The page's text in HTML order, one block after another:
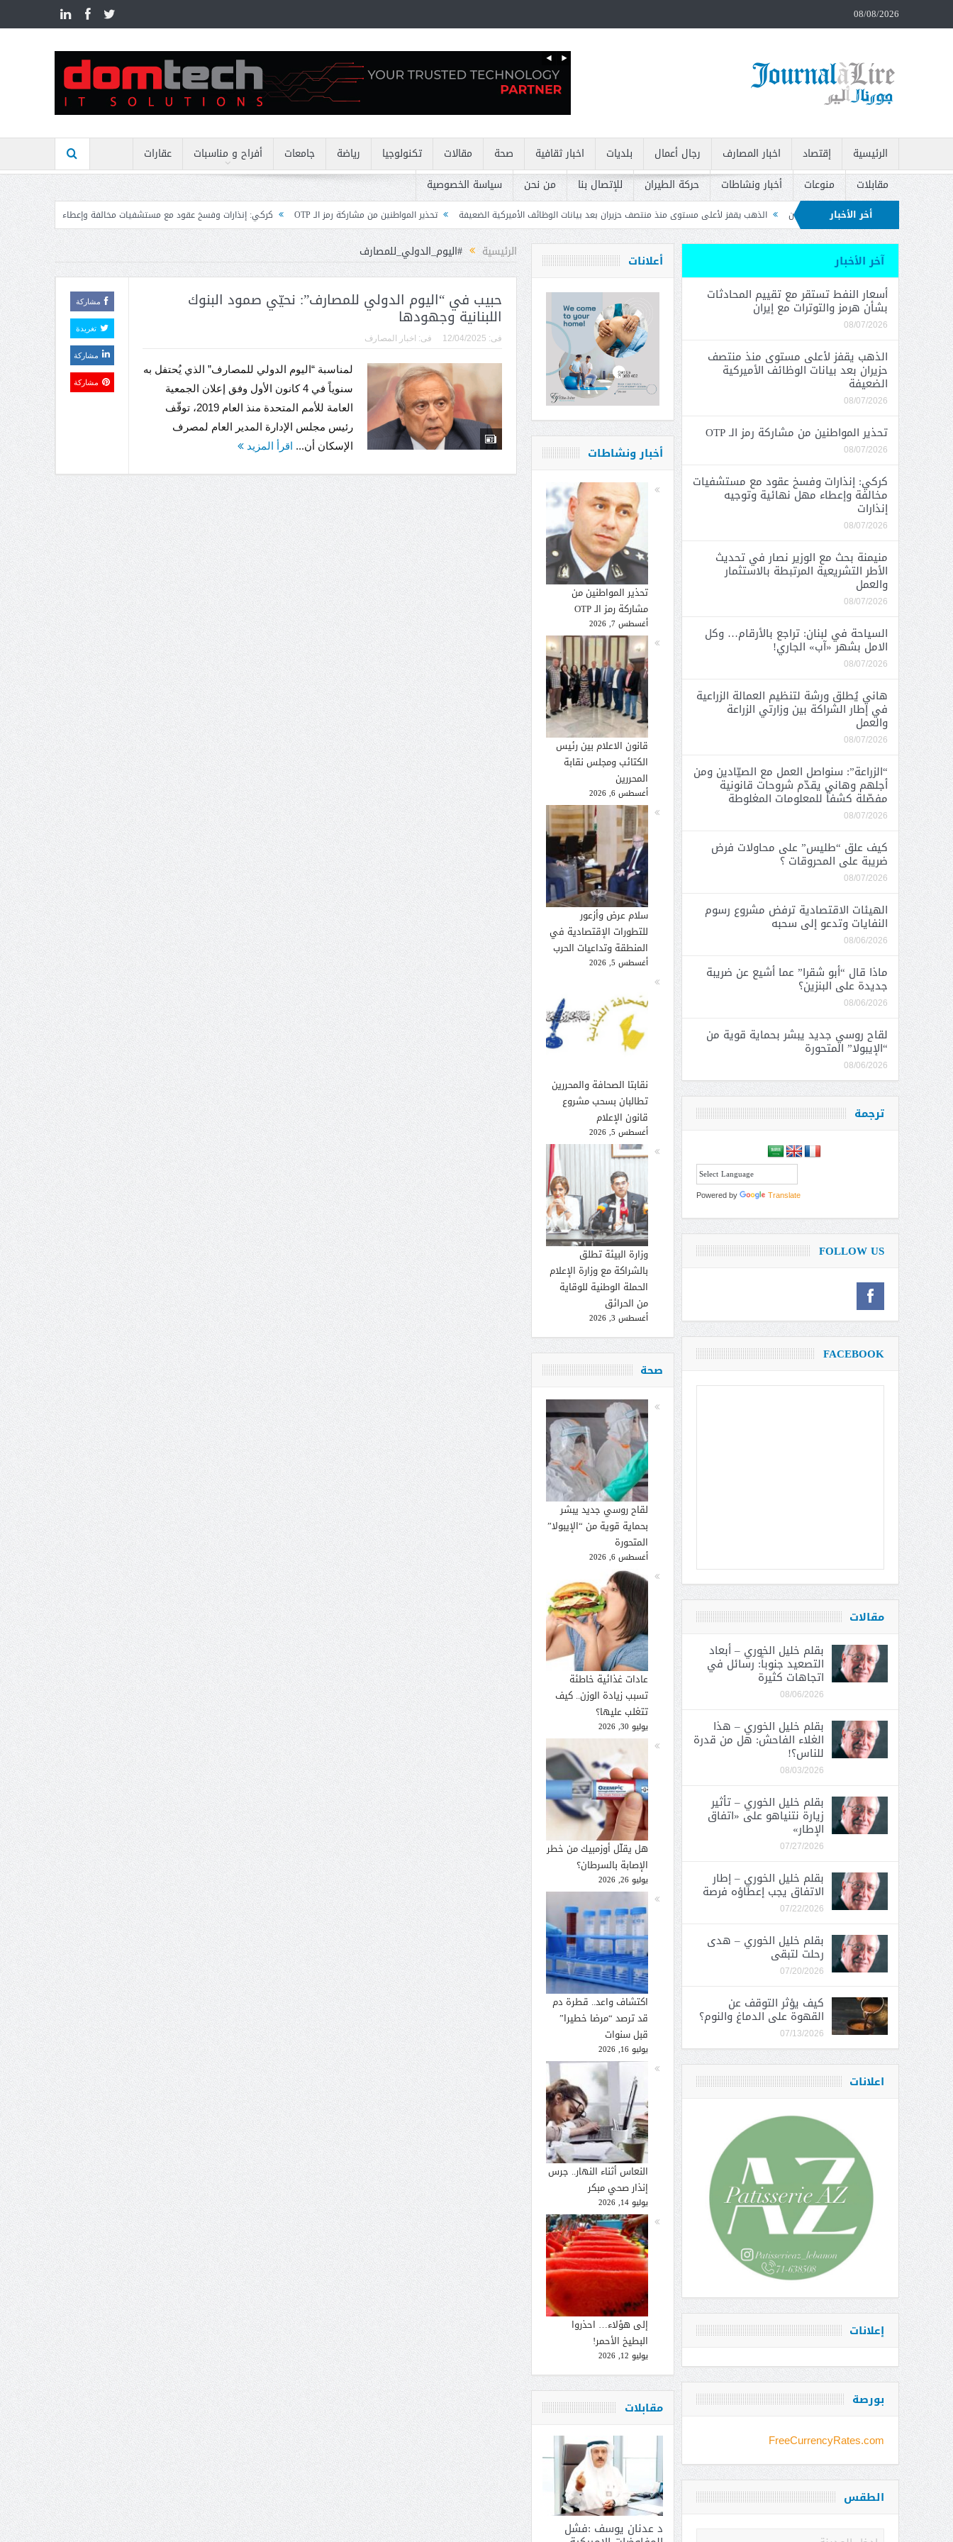
08/08/2026
الرئيسية إقتصاد اخبار المصارف رجال أعمال بلديات اخبار ثقافية صحة مقالات تكنولوجيا رياضة جامعات أفراح و مناسبات
عقارات
مقابلات
منوعات أخبار ونشاطات حركة الطيران للإتصال بنا من نحن سياسة الخصوصية
أخر الأخبار مع إيران الذهب يقفز لأعلى مستوى منذ منتصف حزيران بعد بيانات الوظائف الأميركية الضعيفة تحذير المواطنين من مشاركة رمز الـ OTP كركي: إنذارات وفسخ عقود مع مستشفيات مخالفة وإعطاء مهل نهائية وتوجيه إنذارات
وتدعو إلى سحبه
الرئيسية #اليوم_الدولي_للمصارف
حبيب في “اليوم الدولي للمصارف”: نحيّي صمود البنوك
اللبنانية وجهودها
فى: 12/04/2025 فى: اخبار المصارف
لمناسبة “اليوم الدولي للمصارف” الذي يُحتفل به
سنوياً في 4 كانون الأول وفق إعلان الجمعية
العامة للأمم المتحدة منذ العام 2019، توقّف
رئيس مجلس الإدارة المدير العام لمصرف
الإسكان أن... اقرأ المزيد
مشاركة
تغريدة
مشاركة
مشاركة
أعلانات
أخبار ونشاطات
تحذير المواطنين من
مشاركة رمز الـ OTP
أغسطس 7, 2026
قانون الاعلام بين رئيس
الكتائب ومجلس نقابة
المحررين
أغسطس 6, 2026
سلام عرض وأزعور
للتطورات الإقتصادية في
المنطقة وتداعيات الحرب
أغسطس 5, 2026
نقابتا الصحافة والمحررين
تطالبان بسحب مشروع
قانون الإعلام
أغسطس 5, 2026
وزارة البيئة تطلق
بالشراكة مع وزارة الإعلام
الحملة الوطنية للوقاية
من الحرائق
أغسطس 3, 2026
صحة
لقاح روسي جديد يبشر
بحماية قوية من “الإيبولا”
المتحورة
أغسطس 6, 2026
عادات غذائية خاطئة
تسبب زيادة الوزن.. كيف
تتغلب عليها؟
يوليو 30, 2026
هل يقلّل أوزمبيك من خطر
الإصابة بالسرطان؟
يوليو 26, 2026
اكتشاف واعد.. قطرة دم
قد ترصد “مرضا خطيرا”
قبل سنوات
يوليو 16, 2026
النعاس أثناء النهار.. جرس
إنذار صحي مبكر
يوليو 14, 2026
إلى هؤلاء… احذروا
البطيخ الأحمر!
يوليو 12, 2026
مقابلات
د عدنان يوسف :فشل
آخر الأخبار
أسعار النفط تستقر مع تقييم المحادثات
بشأن هرمز والتوترات مع إيران
08/07/2026
الذهب يقفز لأعلى مستوى منذ منتصف
حزيران بعد بيانات الوظائف الأميركية
الضعيفة
08/07/2026
تحذير المواطنين من مشاركة رمز الـ OTP
08/07/2026
كركي: إنذارات وفسخ عقود مع مستشفيات
مخالفة وإعطاء مهل نهائية وتوجيه
إنذارات
08/07/2026
منيمنة بحث مع الوزير نصار في تحديث
الأطر التشريعية المرتبطة بالاستثمار
والعمل
08/07/2026
السياحة في لبنان: تراجع بالأرقام… وكل
الامل بشهر «آب» الجاري!
08/07/2026
هاني يُطلق ورشة لتنظيم العمالة الزراعية
في إطار الشراكة بين وزارتي الزراعة
والعمل
08/07/2026
“الزراعة”: سنواصل العمل مع الصيّادين ومن
أجلهم وهاني يقدّم شروحات قانونية
مفصّلة كشفاً للمعلومات المغلوطة
08/07/2026
كيف علق “طليس” على محاولات فرض
ضريبة على المحروقات ؟
08/07/2026
الهيئات الاقتصادية ترفض مشروع رسوم
النفايات وتدعو إلى سحبه
08/06/2026
ماذا قال “أبو شقرا” عما أشيع عن ضريبة
جديدة على البنزين؟
08/06/2026
لقاح روسي جديد يبشر بحماية قوية من
“الإيبولا” المتحورة
08/06/2026
ترجمة
Powered by Translate
FOLLOW US
FACEBOOK
مقالات
بقلم خليل الخوري – أبعاد
التصعيد جنوباً: رسائل في
اتجاهات كثيرة
08/06/2026
بقلم خليل الخوري – هذا
الغلاء الفاحش: هل من قدرة
للناس؟!
08/03/2026
بقلم خليل الخوري – تأثير
زيارة نتنياهو على «اتفاق
الإطار»
07/27/2026
بقلم خليل الخوري – إطار
الاتفاق يجب إعطاؤه فرصة
07/22/2026
بقلم خليل الخوري – هدى
رحلت لتبقى
07/20/2026
كيف يؤثر التوقف عن
القهوة على الدماغ والنوم؟
07/13/2026
اعلانات
إعلانات
بورصة
FreeCurrencyRates.com
الطقس